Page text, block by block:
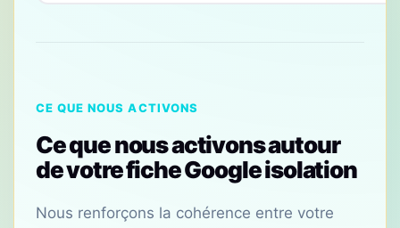
CE QUE NOUS ACTIVONS
Ce que nous activons autour
de votre fiche Google isolation
Nous renforçons la cohérence entre votre